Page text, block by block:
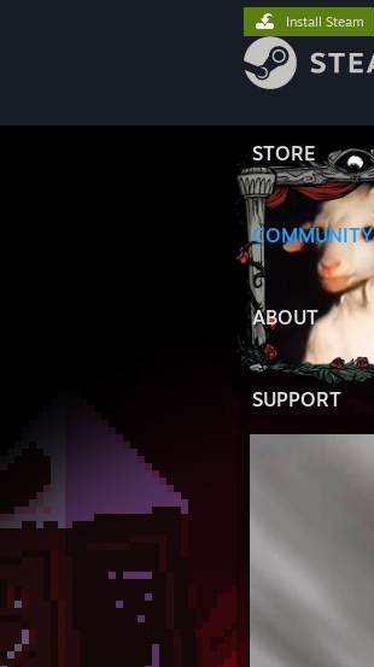
STORE
COMMUNITY
ABOUT
SUPPORT
Install Steam